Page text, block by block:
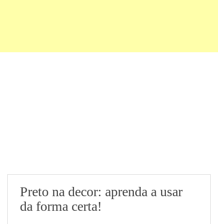
Preto na decor: aprenda a usar
da forma certa!